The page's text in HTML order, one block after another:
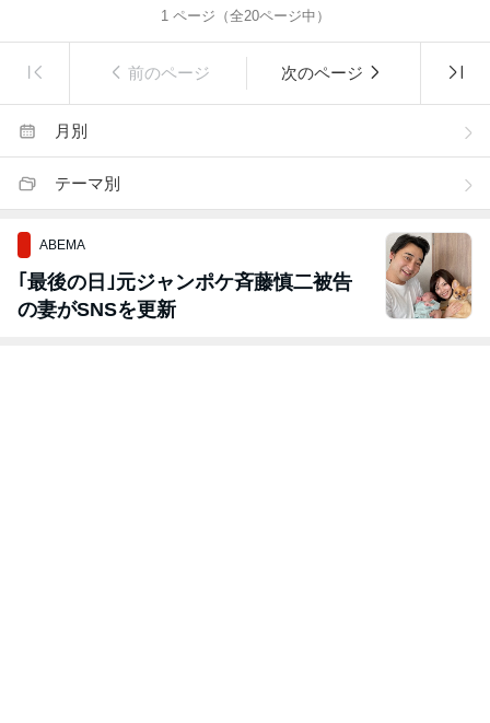
1ページ（全20ページ中）
前のページ 次のページ
月別
テーマ別
ABEMA
｢最後の日｣元ジャンポケ斉藤慎二被告
の妻がSNSを更新